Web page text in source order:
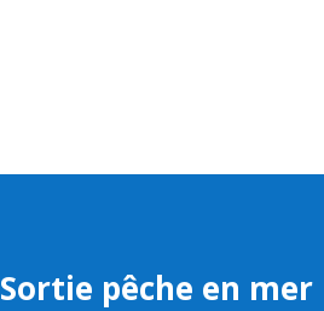
Sortie pêche en mer